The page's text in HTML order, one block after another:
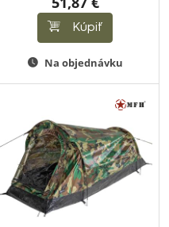
Kúpiť
Na objednávku